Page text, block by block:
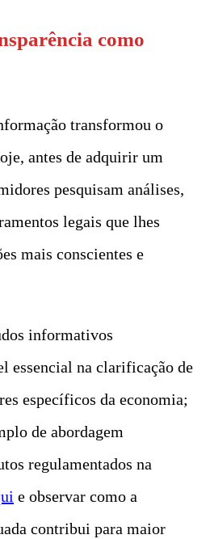
como
transformou o
antes de adquirir um
pesquisam análises,
legais que lhes
mais conscientes e
informativos
essencial na clarificação de
específicos da economia;
de abordagem
regulamentados na
e observar como a
contribui para maior